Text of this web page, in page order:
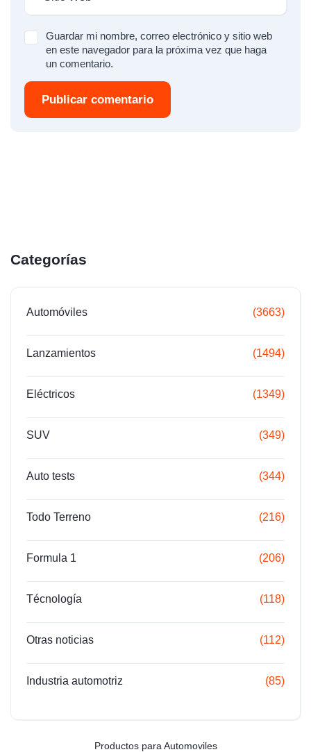
Guardar mi nombre, correo electrónico y sitio web
en este navegador para la próxima vez que haga
un comentario.
Publicar comentario
Categorías
Automóviles (3663)
Lanzamientos (1494)
Eléctricos (1349)
SUV (349)
Auto tests (344)
Todo Terreno (216)
Formula 1 (206)
Técnología (118)
Otras noticias (112)
Industria automotriz (85)
Productos para Automoviles